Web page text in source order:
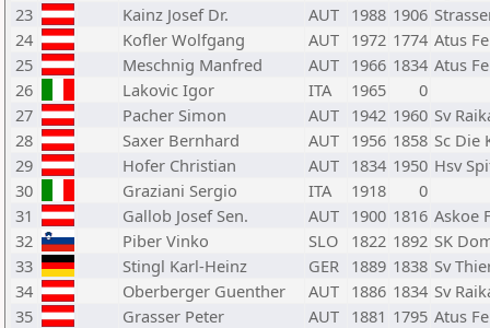
23
Kainz Josef Dr. AUT 1988 1906
24
Kofler Wolfgang AUT 1972 1774 Atus
25
Meschnig Manfred AUT 1966 1834 Atus
26
Lakovic Igor ITA 1965
0
27
Pacher Simon AUT 1942 1960 Sv
28
Saxer Bernhard AUT 1956 1858 Sc Die
29
Hofer Christian AUT 1834 1950 Hsv
30
Graziani Sergio ITA 1918
0
31
Gallob Josef Sen. AUT 1900 1816 Askoe
32
Piber Vinko SLO 1822 1892 SK
33
Stingl Karl-Heinz GER 1889 1838 Sv
34
Oberberger Guenther AUT 1886 1834 Sv
35
Grasser Peter AUT 1881 1795 Atus